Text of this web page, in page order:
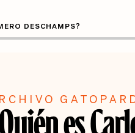
DESCHAMPS?
es